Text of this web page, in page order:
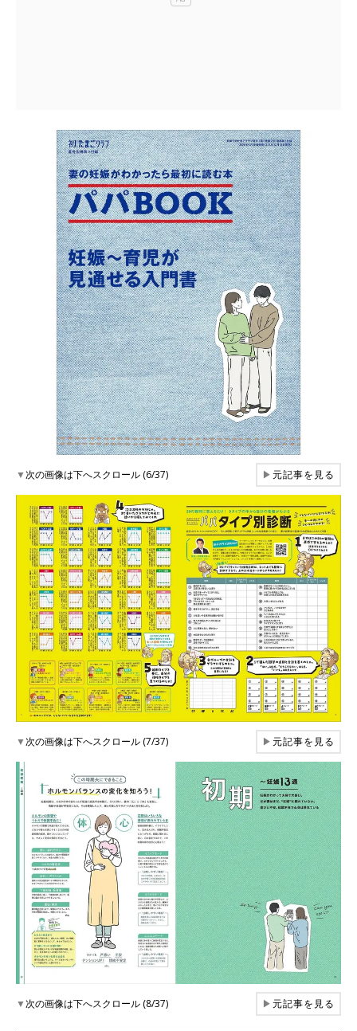
▼次の画像は下へスクロール (6/37) ▶元記事を見る
▼次の画像は下へスクロール (7/37) ▶元記事を見る
▼次の画像は下へスクロール (8/37) ▶元記事を見る